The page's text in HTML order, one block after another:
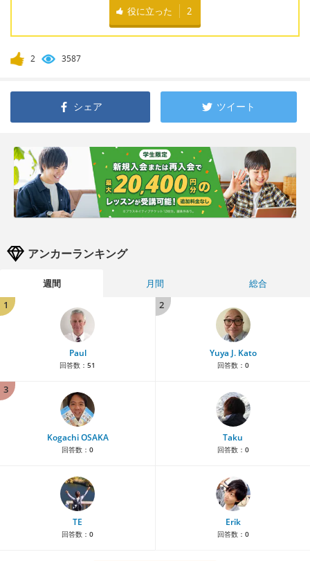
役に立った 2
2 3587
シェア ツイート
アンカーランキング
週間 月間
総合
1
Paul
回答数： 51
2
Yuya J. Kato
回答数： 0
3
Kogachi OSAKA
回答数： 0
Taku
回答数： 0
TE
回答数： 0
Erik
回答数： 0